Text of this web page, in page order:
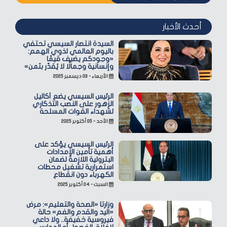
أحدث الأخبار
السيدة انتصار السيسي تحتفي
باليوم العالمي لذوي الهمم:
«وجودكم يضيف قيمًا
وإنسانية وجمالًا لا يُقدّر بثمن»
الأربعاء - ٠٣ ديسمبر ٢٠٢٥
الرئيس السيسي يضع أكاليل
الزهور على النصب التذكاري
لشهداء القوات المسلحة
الأحد - ٠٥ أكتوبر ٢٠٢٥
الرئيس السيسي يؤكد على
أهمية تأمين الإمدادات
البترولية اللازمة لضمان
استمرارية تشغيل محطات
الكهرباء دون انقطاع
السبت - ٠٤ أكتوبر ٢٠٢٥
وزارتا «الصحة والتعليم»: مرض
«اليد والقدم والفم» حالة
فيروسية خفيفة.. ولا داعي